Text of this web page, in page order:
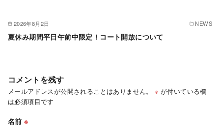
2026年8月2日 NEWS
夏休み期間平日午前中限定！コート開放について
コメントを残す
メールアドレスが公開されることはありません。 ※ が付いている欄
は必須項目です
名前※